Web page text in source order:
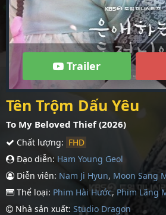
Trailer
Tên Trộm Dấu Yêu
To My Beloved Thief (2026)
Chất lượng: FHD
Đạo diễn: Ham Young Geol
Diễn viên: Nam Ji Hyun, Moon Sang
Thể loại: Phim Hài Hước, Phim Lãng
Nhà sản xuất: Studio Dragon